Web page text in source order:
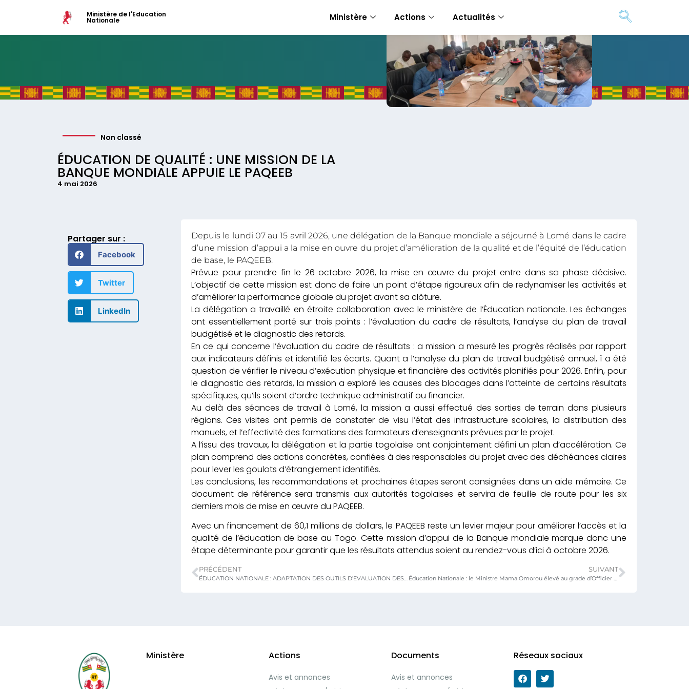
Ministère de l'Education
Nationale Ministère Actions Actualités
Non classé
ÉDUCATION DE QUALITÉ : UNE MISSION DE LA
BANQUE MONDIALE APPUIE LE PAQEEB
4 mai 2026
Partager sur :
Facebook
Twitter
LinkedIn
Depuis le lundi 07 au 15 avril 2026, une délégation de la Banque mondiale a séjourné à Lomé dans le cadre
d’une mission d’appui a la mise en ouvre du projet d’amélioration de la qualité et de l’équité de l’éducation
de base, le PAQEEB.
Prévue pour prendre fin le 26 octobre 2026, la mise en œuvre du projet entre dans sa phase décisive.
L’objectif de cette mission est donc de faire un point d’étape rigoureux afin de redynamiser les activités et
d’améliorer la performance globale du projet avant sa clôture.
La délégation a travaillé en étroite collaboration avec le ministère de l’Éducation nationale. Les échanges
ont essentiellement porté sur trois points : l’évaluation du cadre de résultats, l’analyse du plan de travail
budgétisé et le diagnostic des retards.
En ce qui concerne l’évaluation du cadre de résultats : a mission a mesuré les progrès réalisés par rapport
aux indicateurs définis et identifié les écarts. Quant a l’analyse du plan de travail budgétisé annuel, î a été
question de vérifier le niveau d’exécution physique et financière des activités planifiés pour 2026. Enfin, pour
le diagnostic des retards, la mission a exploré les causes des blocages dans l’atteinte de certains résultats
spécifiques, qu’ils soient d’ordre technique administratif ou financier.
Au delà des séances de travail à Lomé, la mission a aussi effectué des sorties de terrain dans plusieurs
régions. Ces visites ont permis de constater de visu l’état des infrastructure scolaires, la distribution des
manuels, et l’effectivité des formations des formateurs d’enseignants prévues par le projet.
A l’issu des travaux, la délégation et la partie togolaise ont conjointement défini un plan d’accélération. Ce
plan comprend des actions concrètes, confiées à des responsables du projet avec des déchéances claires
pour lever les goulots d’étranglement identifiés.
Les conclusions, les recommandations et prochaines étapes seront consignées dans un aide mémoire. Ce
document de référence sera transmis aux autorités togolaises et servira de feuille de route pour les six
derniers mois de mise en œuvre du PAQEEB.
Avec un financement de 60,1 millions de dollars, le PAQEEB reste un levier majeur pour améliorer l’accès et la
qualité de l’éducation de base au Togo. Cette mission d’appui de la Banque mondiale marque donc une
étape déterminante pour garantir que les résultats attendus soient au rendez-vous d’ici à octobre 2026.
PRÉCÉDENT SUIVANT
Ministère Actions
Avis et annonces
Documents
Avis et annonces
Réseaux sociaux